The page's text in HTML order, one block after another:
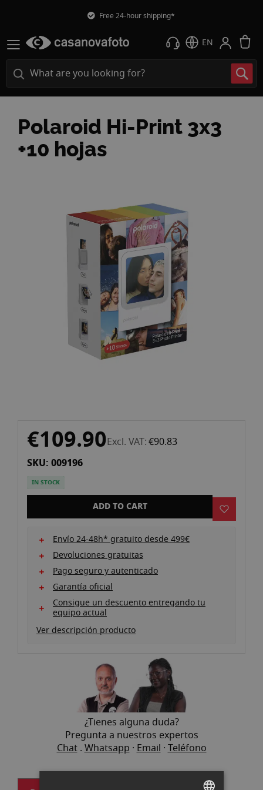
Free 24-hour shipping*
EN
Polaroid Hi-Print 3x3
+10 hojas
beginning
the
gallery
€109.90Excl. VAT €90.83
SKU: 009196
IN STOCK
ADD TO CART
Envío 24-48h* gratuito desde 499€
Devoluciones gratuitas
Pago seguro y autenticado
Garantía oficial
Consigue un descuento entregando tu
equipo actual
Ver descripción producto
¿Tienes alguna duda?
Pregunta a nuestros expertos
Chat.Whatsapp ·Email ·Teléfono